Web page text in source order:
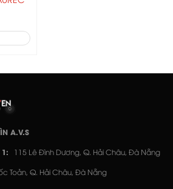
A.V.S
1: 115 Lê Đình Dương, Q. Hải Châu, Đà Nẵng
Toản, Q. Hải Châu, Đà Nẵng